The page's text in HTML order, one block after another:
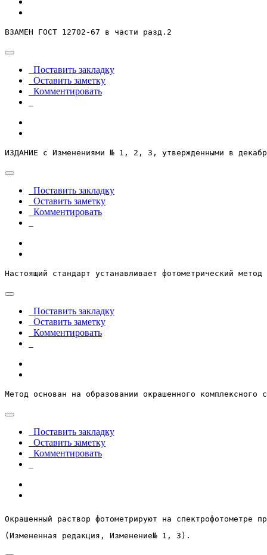
ВЗАМЕН ГОСТ 12702-67 в части разд.2
Поставить закладку
Оставить заметку
Комментировать
ИЗДАНИЕ с Изменениями № 1, 2, 3, утвержденными в
Поставить закладку
Оставить заметку
Комментировать
Настоящий стандарт устанавливает фотометрический
Поставить закладку
Оставить заметку
Комментировать
Метод основан на образовании окрашенного комплексного
Поставить закладку
Оставить заметку
Комментировать
Окрашенный раствор фотометрируют на спектрофотометре
(Измененная редакция, Изменение№ 1, 3).